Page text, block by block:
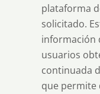
plataforma
solicitado.
información
usuarios
continuada
que permite